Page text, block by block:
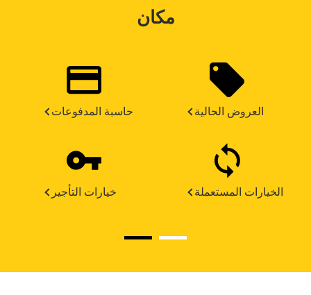
مكان
حاسبة المدفوعات العروض الحالية
خيارات التأجير الخيارات المستعملة